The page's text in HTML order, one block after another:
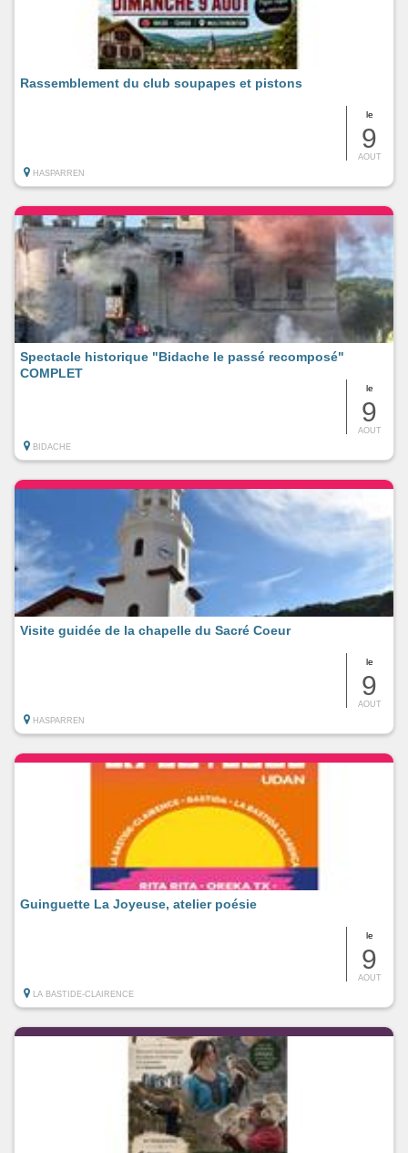
le
9
AOUT
Rassemblement du club soupapes et pistons
HASPARREN
le
9
AOUT
Spectacle historique "Bidache le passé recomposé"
COMPLET
BIDACHE
le
9
AOUT
Visite guidée de la chapelle du Sacré Coeur
HASPARREN
le
9
AOUT
Guinguette La Joyeuse, atelier poésie
LA BASTIDE-CLAIRENCE